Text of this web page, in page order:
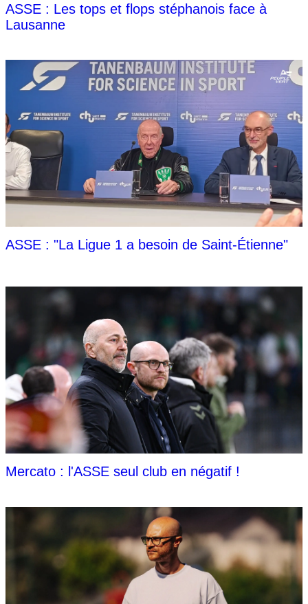
ASSE : Les tops et flops stéphanois face à
Lausanne
ASSE : "La Ligue 1 a besoin de Saint-Étienne"
Mercato : l'ASSE seul club en négatif !